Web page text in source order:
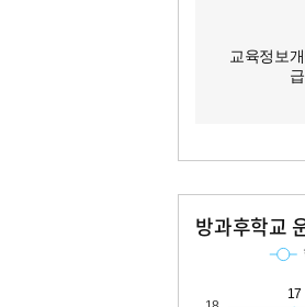
교육정보
방과후학교